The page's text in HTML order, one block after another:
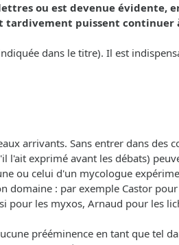
ou est devenue évidente,
tardivement puissent continuer
dans le titre). Il est
arrivants. Sans entrer dans des
exprimé avant les débats)
ou celui d'un mycologue
: par exemple Castor
pour les myxos, Arnaud pour les
prééminence en tant que tel